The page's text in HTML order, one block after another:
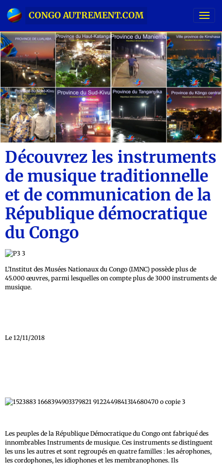
CONGO AUTREMENT.COM
Découvrez les instruments
de musique traditionnelle
et de communication de la
République démocratique
du Congo
L’Institut des Musées Nationaux du Congo (IMNC) possède plus de
45.000 œuvres, parmi lesquelles on compte plus de 3000 instruments de
musique.
Le 12/11/2018
Les peuples de la République Démocratique du Congo ont fabriqué des
innombrables Instruments de musique. Ces instruments se distinguent
les uns les autres et sont regroupés en quatre familles : les aérophones,
les cordophones, les idiophones et les membranophones. Ils